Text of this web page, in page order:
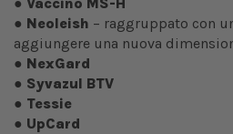
● Vaccino MS-H
● Neoleish – raggruppato con
aggiungere una nuova
● NexGard
● Syvazul BTV
● Tessie
● UpCard